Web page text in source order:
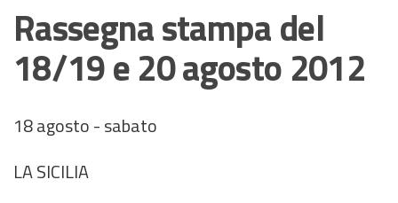
Rassegna stampa del
18/19 e 20 agosto 2012
18 agosto - sabato
LA SICILIA